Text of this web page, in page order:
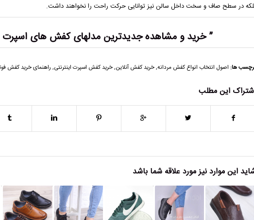
در سطح صاف و سخت داخل سالن نیز توانایی حرکت راحت را نخواهند داشت.
” خرید و مشاهده جدیدترینمدلهای کفش های اسپرت
ها: اصول انتخاب انواع کفش مردانه,خرید کفش آنلاین,خرید کفش اسپرت اینترنتی, راهنمای خرید کفش
این مطلب
این موارد نیز مورد علاقه شما باشد